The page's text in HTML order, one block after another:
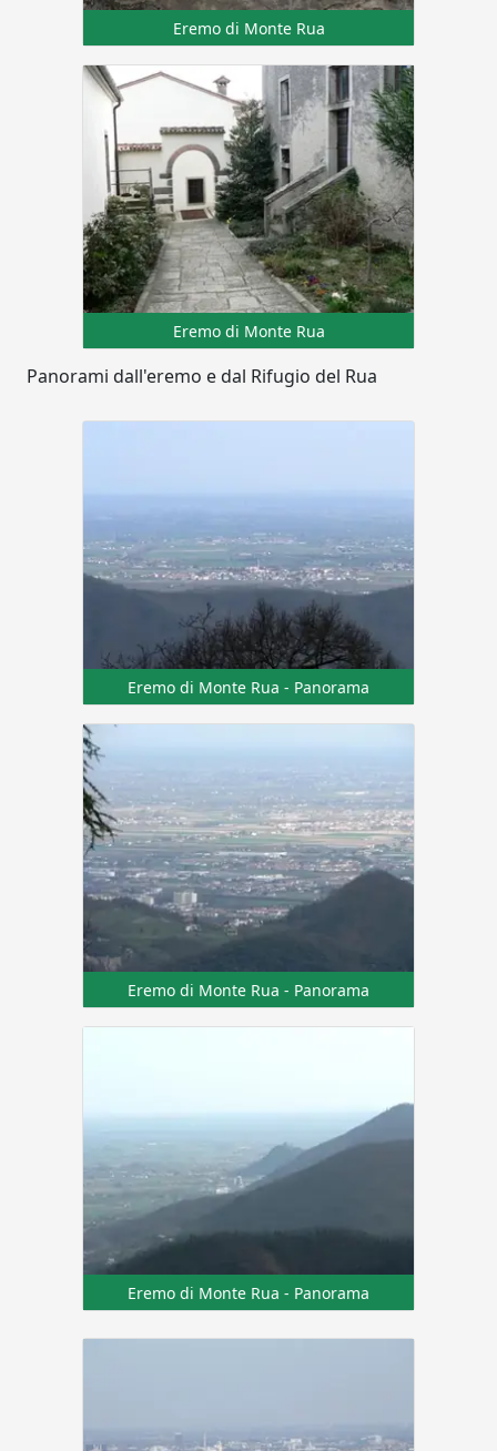
Eremo di Monte Rua
Eremo di Monte Rua
Panorami dall'eremo e dal Rifugio del Rua
Eremo di Monte Rua - Panorama
Eremo di Monte Rua - Panorama
Eremo di Monte Rua - Panorama